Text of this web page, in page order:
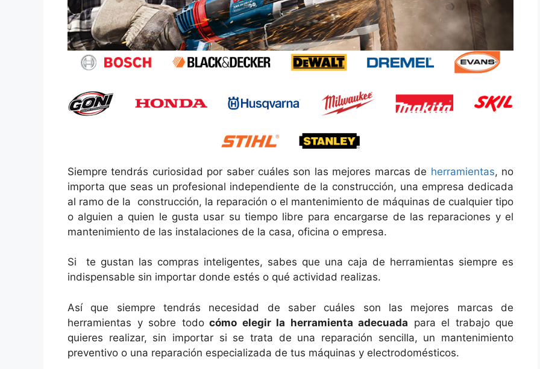
Siempre tendrás curiosidad por saber cuáles son las mejores marcas de herramientas, no
importa que seas un profesional independiente de la construcción, una empresa dedicada
al ramo de la construcción, la reparación o el mantenimiento de máquinas de cualquier tipo
o alguien a quien le gusta usar su tiempo libre para encargarse de las reparaciones y el
mantenimiento de las instalaciones de la casa, oficina o empresa.
Si te gustan las compras inteligentes, sabes que una caja de herramientas siempre es
indispensable sin importar donde estés o qué actividad realizas.
Así que siempre tendrás necesidad de saber cuáles son las mejores marcas de
herramientas y sobre todocómo elegir la herramienta adecuada para el trabajo que
quieres realizar, sin importar si se trata de una reparación sencilla, un mantenimiento
preventivo o una reparación especializada de tus máquinas y electrodomésticos.